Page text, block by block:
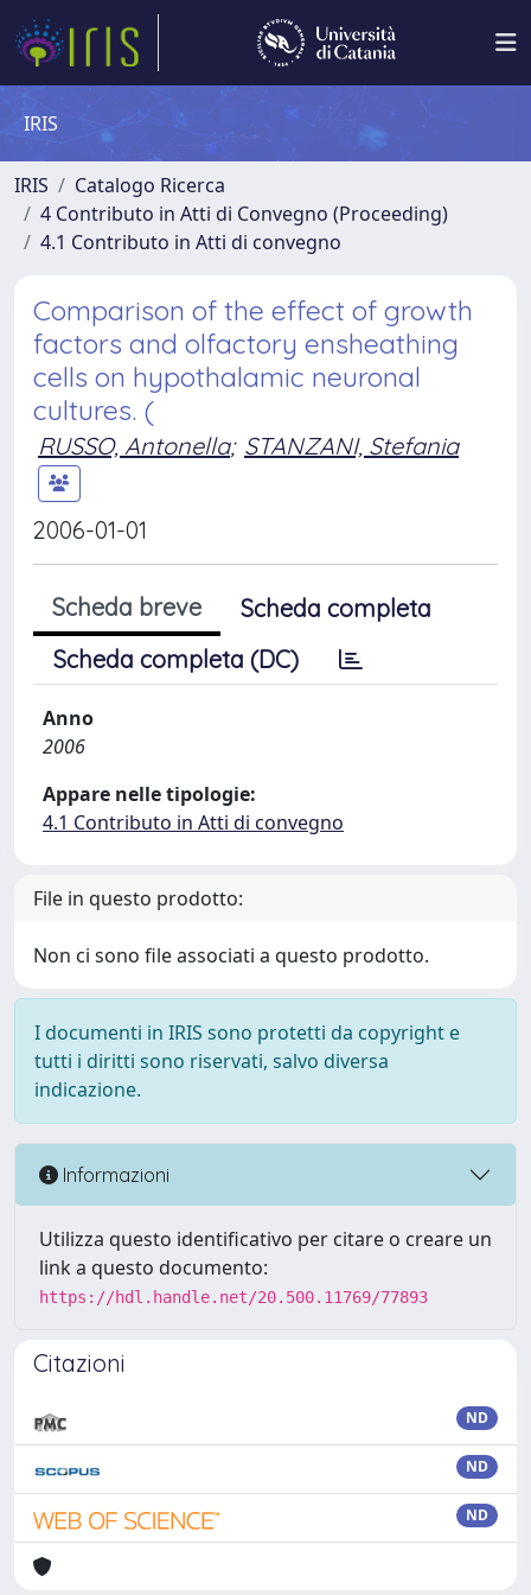
IRIS
IRIS
Catalogo Ricerca
4 Contributo in Atti di Convegno (Proceeding)
4.1 Contributo in Atti di convegno
Comparison of the effect of growth
factors and olfactory ensheathing
cells on hypothalamic neuronal
cultures. (
RUSSO, Antonella; STANZANI, Stefania
2006-01-01
Scheda breve
Scheda completa
Scheda completa (DC)
Anno
2006
Appare nelle tipologie:
4.1 Contributo in Atti di convegno
File in questo prodotto:
Non ci sono file associati a questo prodotto.
I documenti in IRIS sono protetti da copyright e
tutti i diritti sono riservati, salvo diversa
indicazione.
Informazioni
Utilizza questo identificativo per citare o creare un
link a questo documento:
https://hdl.handle.net/20.500.11769/77893
Citazioni
ND
ND
ND